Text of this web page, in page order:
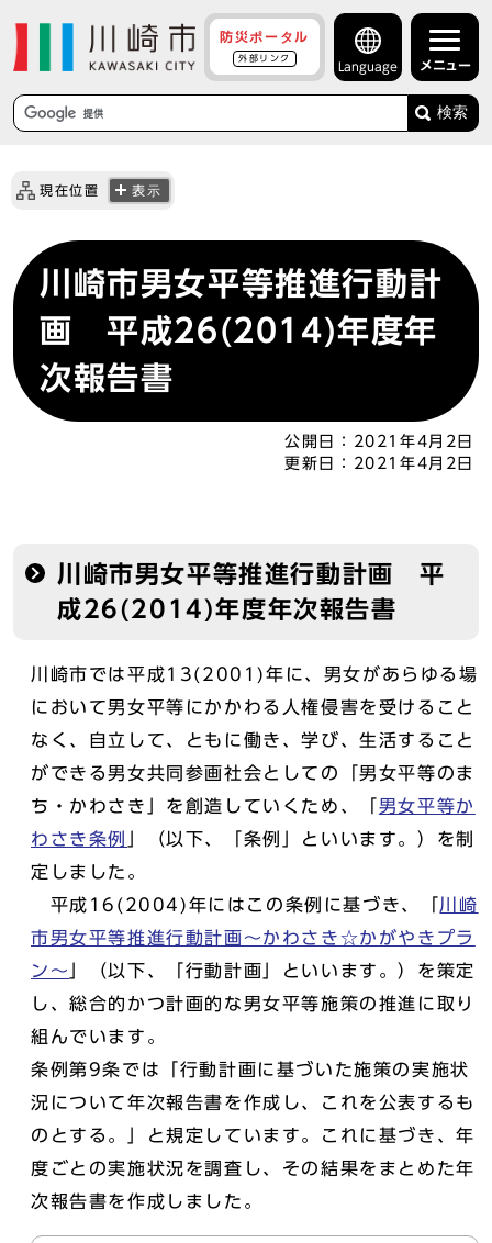
防災ポータル
外部リンク
Language メニュー
検索
現在位置 表示
川崎市男女平等推進行動計
画 平成26(2014)年度年
次報告書
公開日：
2021年4月2日
更新日：
2021年4月2日
川崎市男女平等推進行動計画 平
成26(2014)年度年次報告書
川崎市では平成13(2001)年に、男女があらゆる場
において男女平等にかかわる人権侵害を受けること
なく、自立して、ともに働き、学び、生活すること
ができる男女共同参画社会としての「男女平等のま
ち・かわさき」を創造していくため、「 男女平等か
わさき条例
」（以下、「条例」といいます。）を制
定しました。
平成16(2004)年にはこの条例に基づき、「 川崎
市男女平等推進行動計画～かわさき☆かがやきプラ
ン～
」（以下、「行動計画」といいます。）を策定
し、総合的かつ計画的な男女平等施策の推進に取り
組んでいます。
条例第9条では「行動計画に基づいた施策の実施状
況について年次報告書を作成し、これを公表するも
のとする。」と規定しています。これに基づき、年
度ごとの実施状況を調査し、その結果をまとめた年
次報告書を作成しました。